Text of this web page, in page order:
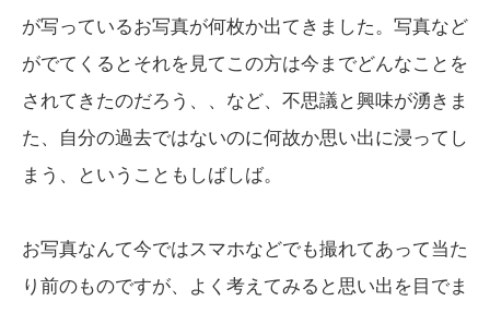
が写っているお写真が何枚か出てきました。写真など
がでてくるとそれを見てこの方は今までどんなことを
されてきたのだろう、、など、不思議と興味が湧きま
た、自分の過去ではないのに何故か思い出に浸ってし
まう、ということもしばしば。
お写真なんて今ではスマホなどでも撮れてあって当た
り前のものですが、よく考えてみると思い出を目でま